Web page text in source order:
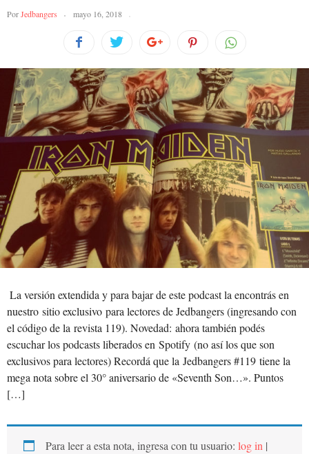
PorJedbangers mayo 16, 2018
La versión extendida y para bajar de este podcast la encontrás en
nuestro sitio exclusivo para lectores de Jedbangers (ingresando con
el código de la revista 119). Novedad: ahora también podés
escuchar los podcasts liberados en Spotify (no así los que son
exclusivos para lectores) Recordá que la Jedbangers #119 tiene la
mega nota sobre el 30° aniversario de «Seventh Son…». Puntos
[…]
Para leer a esta nota, ingresa con tu usuario: log in |